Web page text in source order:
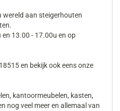
wereld aan steigerhouten
13.00 - 17.00u en op
en bekijk ook eens onze
kantoormeubelen, kasten,
nog veel meer en allemaal van